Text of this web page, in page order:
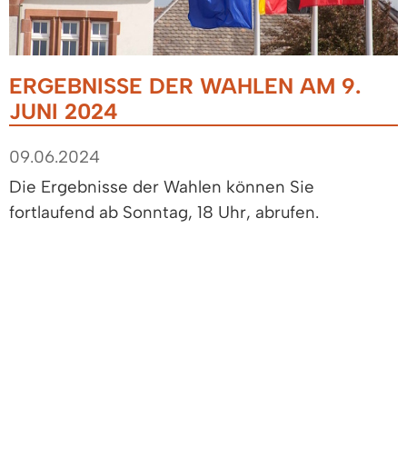
ERGEBNISSE DER WAHLEN AM 9.
JUNI 2024
09.06.2024
Die Ergebnisse der Wahlen können Sie
fortlaufend ab Sonntag, 18 Uhr, abrufen.